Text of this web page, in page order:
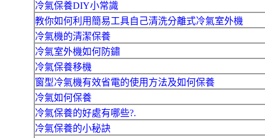
冷氣保養DIY小常識
教你如何利用簡易工具自己清洗分離式冷氣室外機
冷氣機的清潔保養
冷氣室外機如何防鏽
冷氣保養移機
窗型冷氣機有效省電的使用方法及如何保養
冷氣如何保養
冷氣保養的好處有哪些?.
冷氣保養的小秘訣